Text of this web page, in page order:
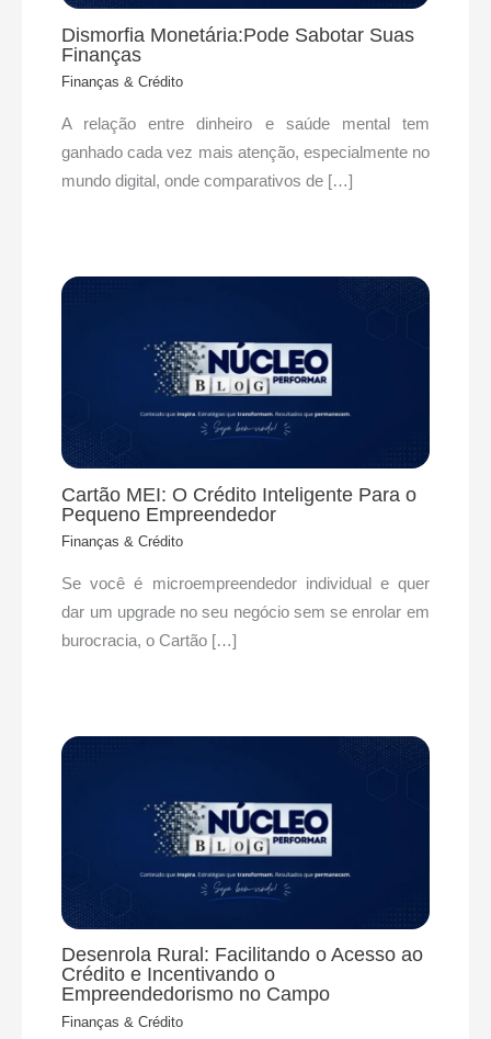
Dismorfia Monetária:Pode Sabotar Suas
Finanças
Finanças & Crédito
A relação entre dinheiro e saúde mental tem
ganhado cada vez mais atenção, especialmente no
mundo digital, onde comparativos de […]
Cartão MEI: O Crédito Inteligente Para o
Pequeno Empreendedor
Finanças & Crédito
Se você é microempreendedor individual e quer
dar um upgrade no seu negócio sem se enrolar em
burocracia, o Cartão […]
Desenrola Rural: Facilitando o Acesso ao
Crédito e Incentivando o
Empreendedorismo no Campo
Finanças & Crédito